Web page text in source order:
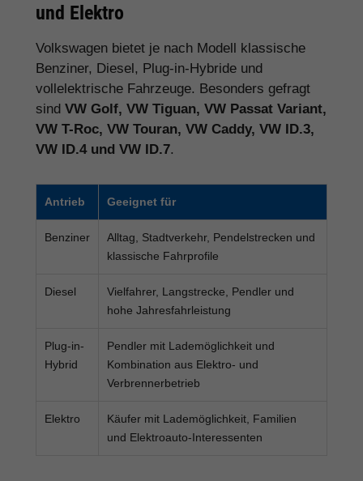
und Elektro
Volkswagen bietet je nach Modell klassische
Benziner, Diesel, Plug-in-Hybride und
vollelektrische Fahrzeuge. Besonders gefragt
sind VW Golf, VW Tiguan, VW Passat Variant,
VW T-Roc, VW Touran, VW Caddy, VW ID.3,
VW ID.4 und VW ID.7.
Antrieb Geeignet für
Benziner
Alltag, Stadtverkehr, Pendelstrecken und
klassische Fahrprofile
Diesel
Vielfahrer, Langstrecke, Pendler und
hohe Jahresfahrleistung
Plug-in-
Hybrid
Pendler mit Lademöglichkeit und
Kombination aus Elektro- und
Verbrennerbetrieb
Elektro
Käufer mit Lademöglichkeit, Familien
und Elektroauto-Interessenten